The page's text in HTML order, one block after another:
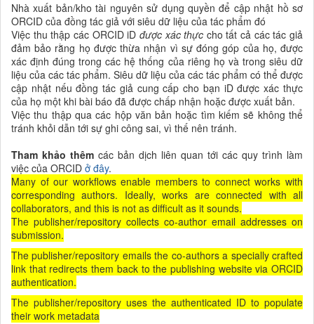
Nhà xuất bản/kho tài nguyên sử dụng quyền để cập nhật hồ sơ
ORCID của đồng tác giả với siêu dữ liệu của tác phẩm đó
Việc thu thập các ORCID iD được xác thực cho tất cả các tác giả
đảm bảo rằng họ được thừa nhận vì sự đóng góp của họ, được
xác định đúng trong các hệ thống của riêng họ và trong siêu dữ
liệu của các tác phẩm. Siêu dữ liệu của các tác phẩm có thể được
cập nhật nếu đồng tác giả cung cấp cho bạn iD được xác thực
của họ một khi bài báo đã được chấp nhận hoặc được xuất bản.
Việc thu thập qua các hộp văn bản hoặc tìm kiếm sẽ không thể
tránh khỏi dẫn tới sự ghi công sai, vì thế nên tránh.
Tham khảo thêm các bản dịch liên quan tới các quy trình làm
việc của ORCID ở đây.
Many of our workflows enable members to connect works with
corresponding authors. Ideally, works are connected with all
collaborators, and this is not as difficult as it sounds.
The publisher/repository collects co-author email addresses on
submission.
The publisher/repository emails the co-authors a specially crafted
link that redirects them back to the publishing website via ORCID
authentication.
The publisher/repository uses the authenticated ID to populate
their work metadata